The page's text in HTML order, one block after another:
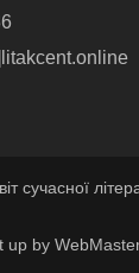
сучасної
up by